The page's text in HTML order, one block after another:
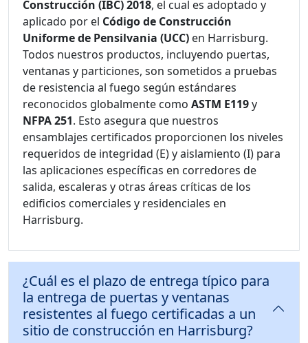
Construcción (IBC) 2018, el cual es adoptado y
aplicado por el Código de Construcción
Uniforme de Pensilvania (UCC) en Harrisburg.
Todos nuestros productos, incluyendo puertas,
ventanas y particiones, son sometidos a pruebas
de resistencia al fuego según estándares
reconocidos globalmente como ASTM E119y
NFPA 251. Esto asegura que nuestros
ensamblajes certificados proporcionen los niveles
requeridos de integridad (E) y aislamiento (I) para
las aplicaciones específicas en corredores de
salida, escaleras y otras áreas críticas de los
edificios comerciales y residenciales en
Harrisburg.
¿Cuál es el plazo de entrega típico para
la entrega de puertas y ventanas
resistentes al fuego certificadas a un
sitio de construcción en Harrisburg?